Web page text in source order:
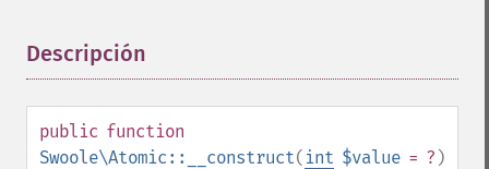
Descripción
public function
Swoole\Atomic::__construct( int $value = ? )